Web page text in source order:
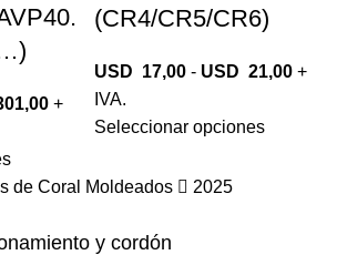
+
(CR4/CR5/CR6)
USD 17,00 - USD 21,00 +
IVA.
Seleccionar opciones
de Coral Moldeados 2025
y cordón